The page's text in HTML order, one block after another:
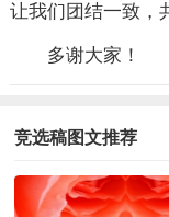
让我们团结一致，
多谢大家！
竞选稿图文推荐